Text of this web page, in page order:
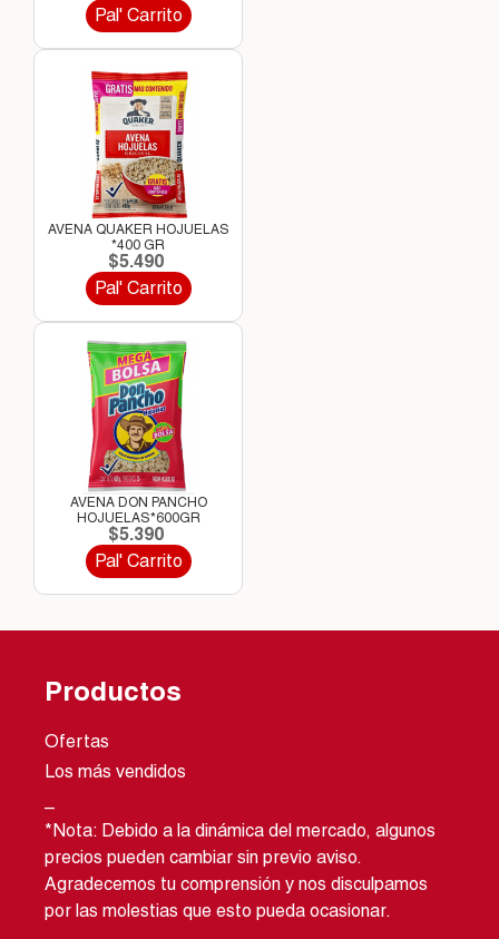
Pal' Carrito
AVENA QUAKER HOJUELAS
*400 GR
$5.490
Pal' Carrito
AVENA DON PANCHO
HOJUELAS*600GR
$5.390
Pal' Carrito
Productos
Ofertas
Los más vendidos
*Nota: Debido a la dinámica del mercado, algunos
precios pueden cambiar sin previo aviso.
Agradecemos tu comprensión y nos disculpamos
por las molestias que esto pueda ocasionar.